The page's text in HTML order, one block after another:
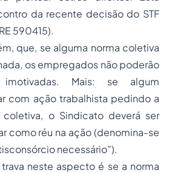
da recente decisão do STF
590415).
que, se alguma norma coletiva
os empregados não poderão
imotivadas. Mais: se algum
com ação trabalhista pedindo a
o Sindicato deverá ser
como réu na ação (denomina-se
necessário”).
neste aspecto é se a norma